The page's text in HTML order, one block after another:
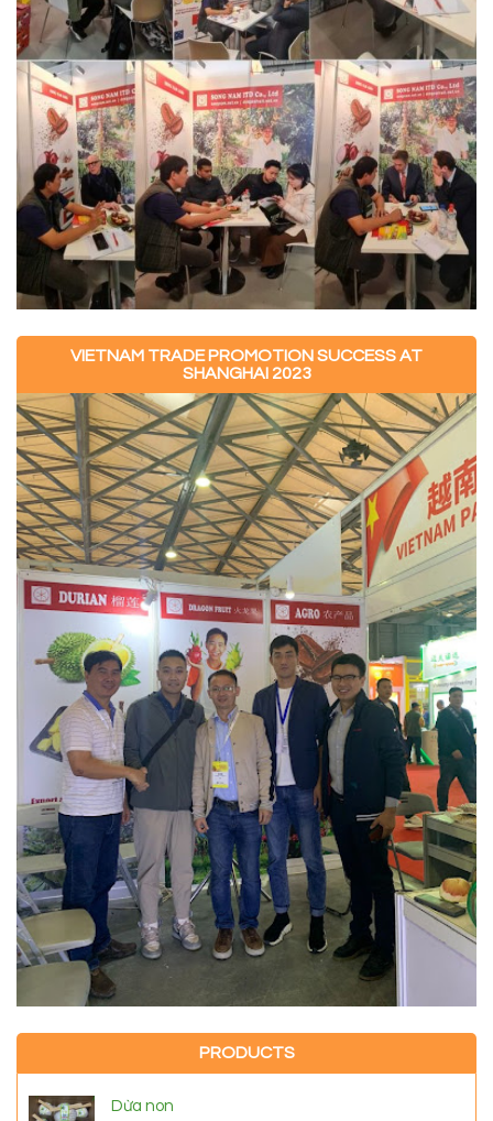
VIETNAM TRADE PROMOTION SUCCESS AT
SHANGHAI 2023
PRODUCTS
Dừa non